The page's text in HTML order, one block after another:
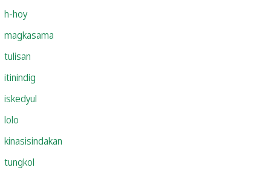
h-hoy
magkasama
tulisan
itinindig
iskedyul
lolo
kinasisindakan
tungkol